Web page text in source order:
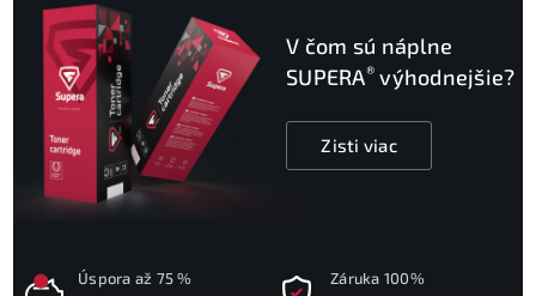
V čom sú náplne
SUPERA® výhodnejšie?
Zisti viac
Úspora až 75 %
Záruka 100%